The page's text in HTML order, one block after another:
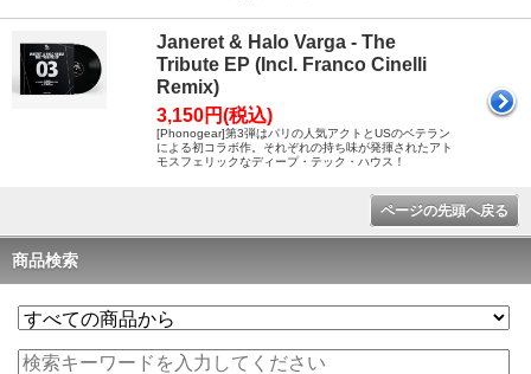
Janeret & Halo Varga - The
Tribute EP (Incl. Franco Cinelli
Remix)
3,150円(税込)
[Phonogear]第3弾はパリの人気アクトとUSのベテラン
による初コラボ作。それぞれの持ち味が発揮されたアト
モスフェリックなディープ・テック・ハウス！
ページの先頭へ戻る
商品検索